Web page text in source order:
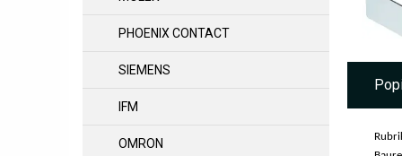
PHOENIX CONTACT
SIEMENS
IFM
OMRON